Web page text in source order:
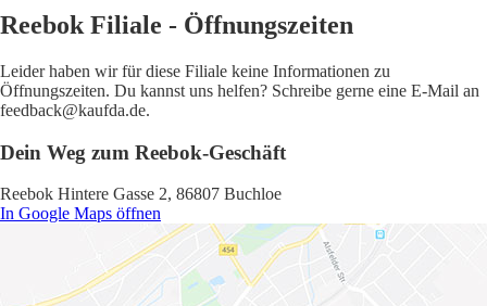
Reebok Filiale - Öffnungszeiten
Leider haben wir für diese Filiale keine Informationen zu
Öffnungszeiten. Du kannst uns helfen? Schreibe gerne eine E-Mail an
feedback@kaufda.de.
Dein Weg zum Reebok-Geschäft
Reebok Hintere Gasse 2, 86807 Buchloe
In Google Maps öffnen